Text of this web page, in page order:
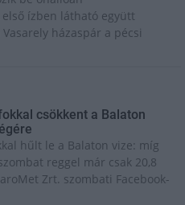
első ízben látható együtt
házaspár a pécsi
csökkent a Balaton
hűlt le a Balaton vize: míg
reggel már csak 20,8
Zrt. szombati Facebook-